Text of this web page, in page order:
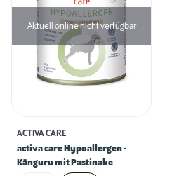
Aktuell online nicht verfügbar
ACTIVA CARE
activa care Hypoallergen -
Känguru mit Pastinake